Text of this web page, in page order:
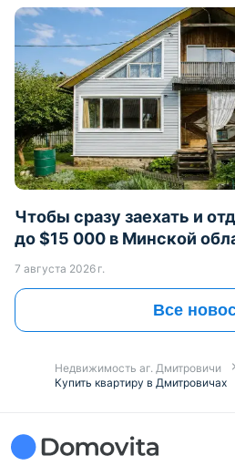
Чтобы сразу заехать и
до $15 000 в Минской
7 августа 2026 г.
Все
Недвижимость аг. Дмитровичи
Купить квартиру в Дмитровичах